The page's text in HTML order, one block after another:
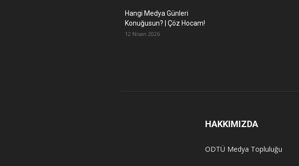
Hangi Medya Günleri
Konuğusun? | Çöz Hocam!
12 Nisan 2026
HAKKIMIZDA
ODTÜ Medya Topluluğu